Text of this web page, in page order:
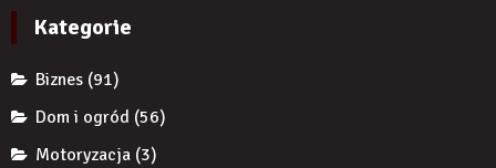
Kategorie
Biznes (91)
Dom i ogród (56)
Motoryzacja (3)